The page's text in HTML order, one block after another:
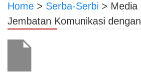
Home > Serba-Serbi > Media
Jembatan Komunikasi